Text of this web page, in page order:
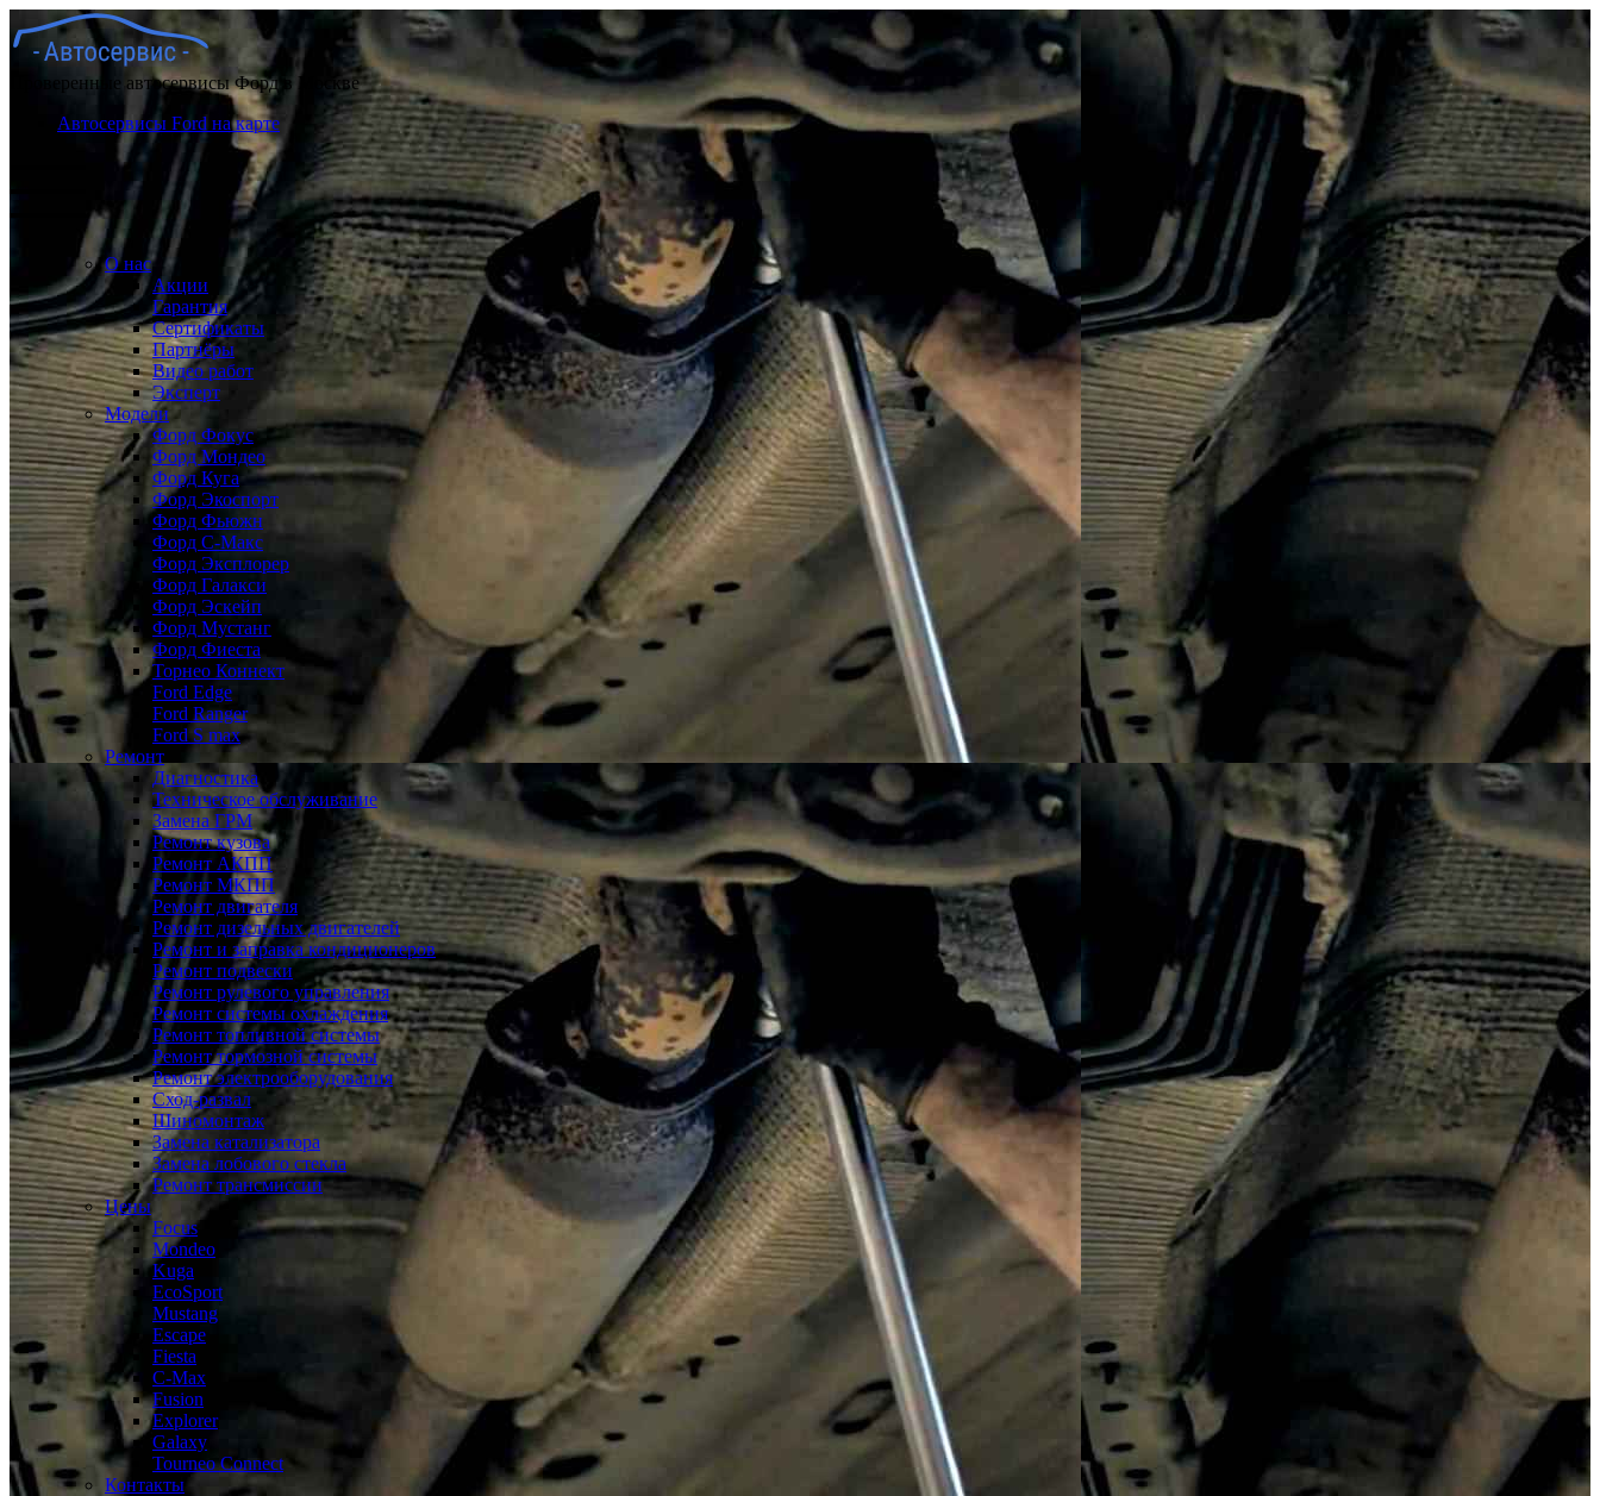
Проверенные автосервисы Форд в Москве
Автосервисы Ford на карте
О нас
Акции
Гарантия
Сертификаты
Партнёры
Видео работ
Эксперт
Модели
Форд Фокус
Форд Мондео
Форд Куга
Форд Экоспорт
Форд Фьюжн
Форд С-Макс
Форд Эксплорер
Форд Галакси
Форд Эскейп
Форд Мустанг
Форд Фиеста
Торнео Коннект
Ford Edge
Ford Ranger
Ford S max
Ремонт
Диагностика
Техническое обслуживание
Замена ГРМ
Ремонт кузова
Ремонт АКПП
Ремонт МКПП
Ремонт двигателя
Ремонт дизельных двигателей
Ремонт и заправка кондиционеров
Ремонт подвески
Ремонт рулевого управления
Ремонт системы охлаждения
Ремонт топливной системы
Ремонт тормозной системы
Ремонт электрооборудования
Сход-развал
Шиномонтаж
Замена катализатора
Замена лобового стекла
Ремонт трансмиссии
Цены
Focus
Mondeo
Kuga
EcoSport
Mustang
Escape
Fiesta
C-Max
Fusion
Explorer
Galaxy
Tourneo Connect
Контакты